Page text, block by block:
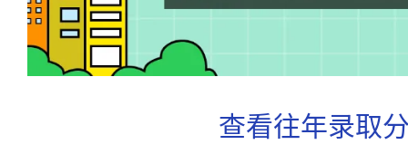
查看往年录取